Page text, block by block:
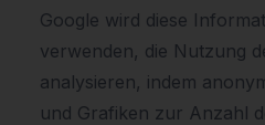
Google wird diese
verwenden, die Nutzung
analysieren, indem
und Grafiken zur Anzahl